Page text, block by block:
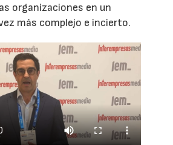
organizaciones en un
más complejo e incierto.